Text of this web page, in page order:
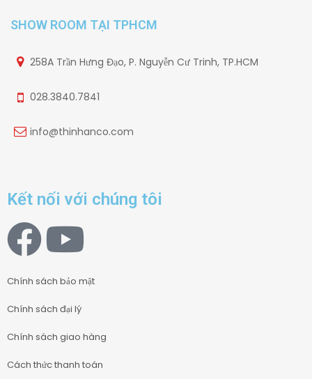
SHOW ROOM TẠI TPHCM
258A Trần Hưng Đạo, P. Nguyễn Cư Trinh, TP.HCM
028.3840.7841
info@thinhanco.com
Kết nối với chúng tôi
Chính sách bảo mật
Chính sách đại lý
Chính sách giao hàng
Cách thức thanh toán